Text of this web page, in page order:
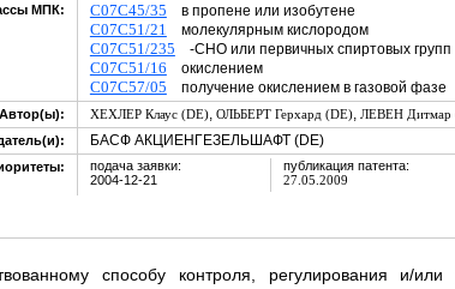
МПК: C07C45/35 в пропене или изобутене
C07C51/21 молекулярным кислородом
C07C51/235 -CHO или первичных спиртовых групп
C07C51/16 окислением
C07C57/05 получение окислением в газовой фазе
Автор(ы): ХЕХЛЕР Клаус (DE), ОЛЬБЕРТ Герхард (DE), ЛЕВЕН Дитмар
БАСФ АКЦИЕНГЕЗЕЛЬШАФТ (DE)
подача заявки:
2004-12-21
публикация патента:
27.05.2009
способу контроля, регулирования и/